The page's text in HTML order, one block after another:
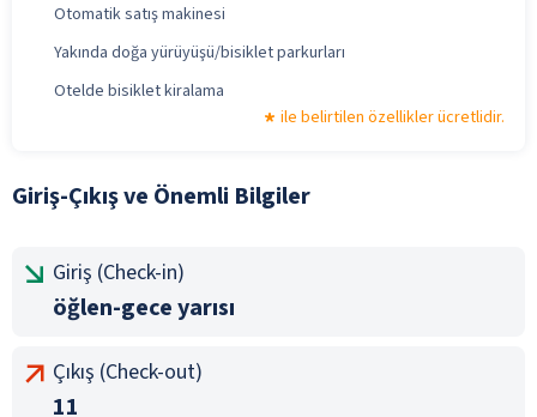
Otomatik satış makinesi
Yakında doğa yürüyüşü/bisiklet parkurları
Otelde bisiklet kiralama
ile belirtilen özellikler ücretlidir.
Giriş-Çıkış ve Önemli Bilgiler
Giriş (Check-in)
öğlen-gece yarısı
Çıkış (Check-out)
11